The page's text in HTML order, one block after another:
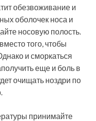
обезвоживание и
оболочек носа и
носовую полость.
того, чтобы
и сморкаться
еще и боль в
очищать ноздри по
принимайте